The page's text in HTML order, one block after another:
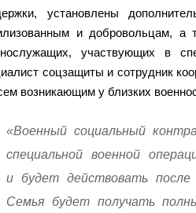
установлены
и добровольцам, а
участвующих в
соцзащиты и сотрудник
возникающим у близких
«Военный социальный
специальной военной
и будет действовать
Семья будет получать